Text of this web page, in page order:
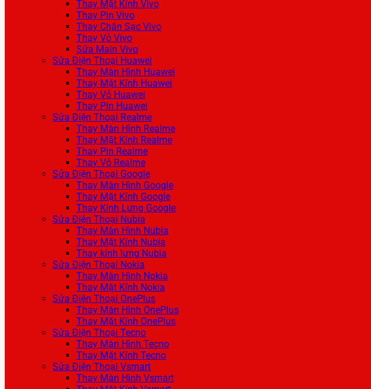
Thay Mặt Kính Vivo
Thay Pin Vivo
Thay Chân Sạc Vivo
Thay Vỏ Vivo
Sửa Main Vivo
Sửa Điện Thoại Huawei
Thay Màn Hình Huawei
Thay Mặt Kính Huawei
Thay Vỏ Huawei
Thay Pin Huawei
Sửa Điện Thoại Realme
Thay Màn Hình Realme
Thay Mặt Kính Realme
Thay Pin Realme
Thay Vỏ Realme
Sửa Điện Thoại Google
Thay Màn Hình Google
Thay Mặt Kính Google
Thay Kính Lưng Google
Sửa Điện Thoại Nubia
Thay Màn Hình Nubia
Thay Mặt Kính Nubia
Thay kính lưng Nubia
Sửa Điện Thoại Nokia
Thay Màn Hình Nokia
Thay Mặt Kính Nokia
Sửa Điện Thoại OnePlus
Thay Màn Hình OnePlus
Thay Mặt Kính OnePlus
Sửa Điện Thoại Tecno
Thay Màn Hình Tecno
Thay Mặt Kính Tecno
Sửa Điện Thoại Vsmart
Thay Màn Hình Vsmart